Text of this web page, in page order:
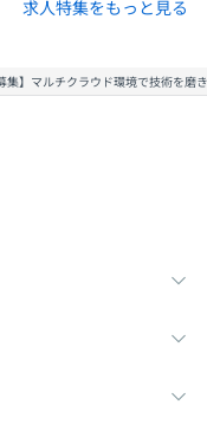
求人特集をもっと見る
集】マルチクラウド環境で技術を